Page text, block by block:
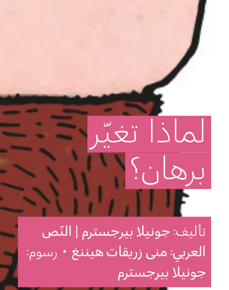
لماذا تغيّر
برهان؟
تأليف: جونيلا بيرجسترم | النّص
العربي: منى زريقات هيننغ • رسوم:
جونيلا بيرجسترم